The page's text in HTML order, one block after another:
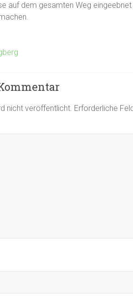
auf dem gesamten Weg
nicht veröffentlicht. Erforderliche